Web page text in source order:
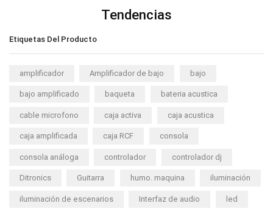
Tendencias
Etiquetas Del Producto
amplificador Amplificador de bajo bajo
bajo amplificado baqueta bateria acustica
cable microfono caja activa caja acustica
caja amplificada caja RCF consola
consola análoga controlador controlador dj
Ditronics Guitarra humo. maquina iluminación
iluminación de escenarios Interfaz de audio led